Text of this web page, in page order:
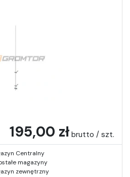
195,00 zł brutto / szt.
Centralny
magazyny
zewnętrzny